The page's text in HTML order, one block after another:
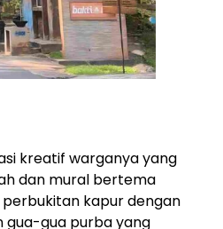
kreatif warganya yang
dan mural bertema
perbukitan kapur dengan
gua-gua purba yang